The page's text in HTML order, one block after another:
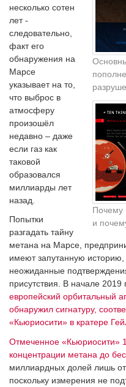
Почему
и
несколько сотен
лет -
следовательно,
факт его
обнаружения на
Марсе
указывает на то,
что выброс в
атмосферу
произошёл
недавно – даже
если газ как
таковой
образовался
миллиарды лет
назад.
Попытки
разгадать тайну
метана на Марсе,
имеют запутанную историю,
неожиданные
присутствия. В начале 2019
европейский орбитальный
обнаружил сигнатуру,
«Кьюриосити» в кратере
Отмеченное «Кьюриосити»
концентрации метана до
миллиардных долей лишь
поскольку измерения не